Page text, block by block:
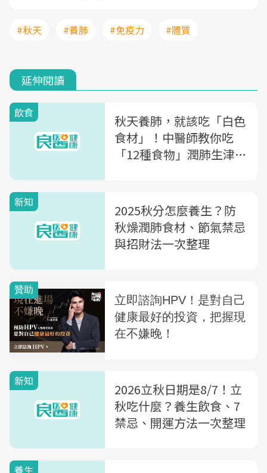
#秋天 #養肺 #免疫力 #體質
延伸閱讀
飲食
秋天養肺，就該吃「白色
食材」！中醫師教你吃
「12種食物」潤肺生津、
新知
2025秋分怎麼養生？防
秋燥潤肺食材、節氣禁忌
與招財法一次整理
新知
2026立秋日期是8/7！立
秋吃什麼？養生飲食、7
禁忌、開運方法一次整理
養生